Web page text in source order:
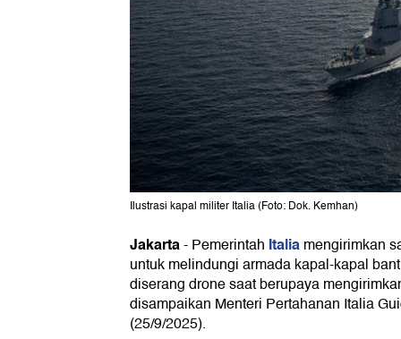
Ilustrasi kapal militer Italia (Foto: Dok. Kemhan)
Jakarta-Pemerintah Italiamengirimkan
untuk melindungi armada kapal-kapal
diserang drone saat berupaya
disampaikan Menteri Pertahanan Italia
(25/9/2025).